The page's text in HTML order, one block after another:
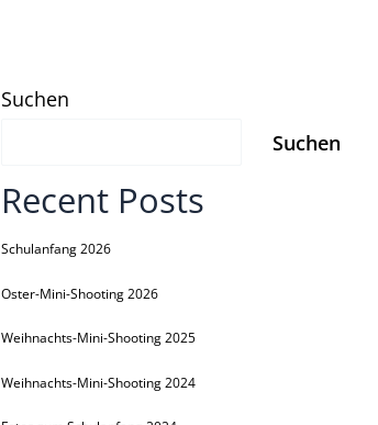
Suchen
Suchen
Recent Posts
Schulanfang 2026
Oster-Mini-Shooting 2026
Weihnachts-Mini-Shooting 2025
Weihnachts-Mini-Shooting 2024